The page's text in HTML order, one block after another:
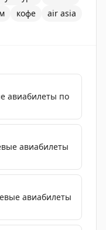
кофе
air asia
авиабилеты по
авиабилеты
авиабилеты